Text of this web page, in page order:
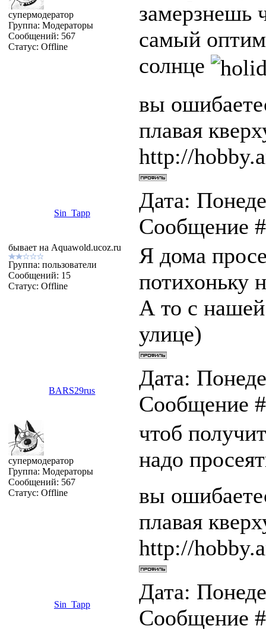
супермодератор
Группа: Модераторы
Сообщений: 567
Статус: Offline
замерзнешь
самый
солнце
вы
плавая
http://
Sin_Tapp
Дата:
Сообщение
бывает на Aquawold.ucoz.ru
Группа: пользователи
Сообщений: 15
Статус: Offline
Я дома
потихоньку
А то с нашей
улице)
BARS29rus
Дата:
Сообщение
супермодератор
Группа: Модераторы
Сообщений: 567
Статус: Offline
чтоб
надо
вы
плавая
http://
Sin_Tapp
Дата:
Сообщение